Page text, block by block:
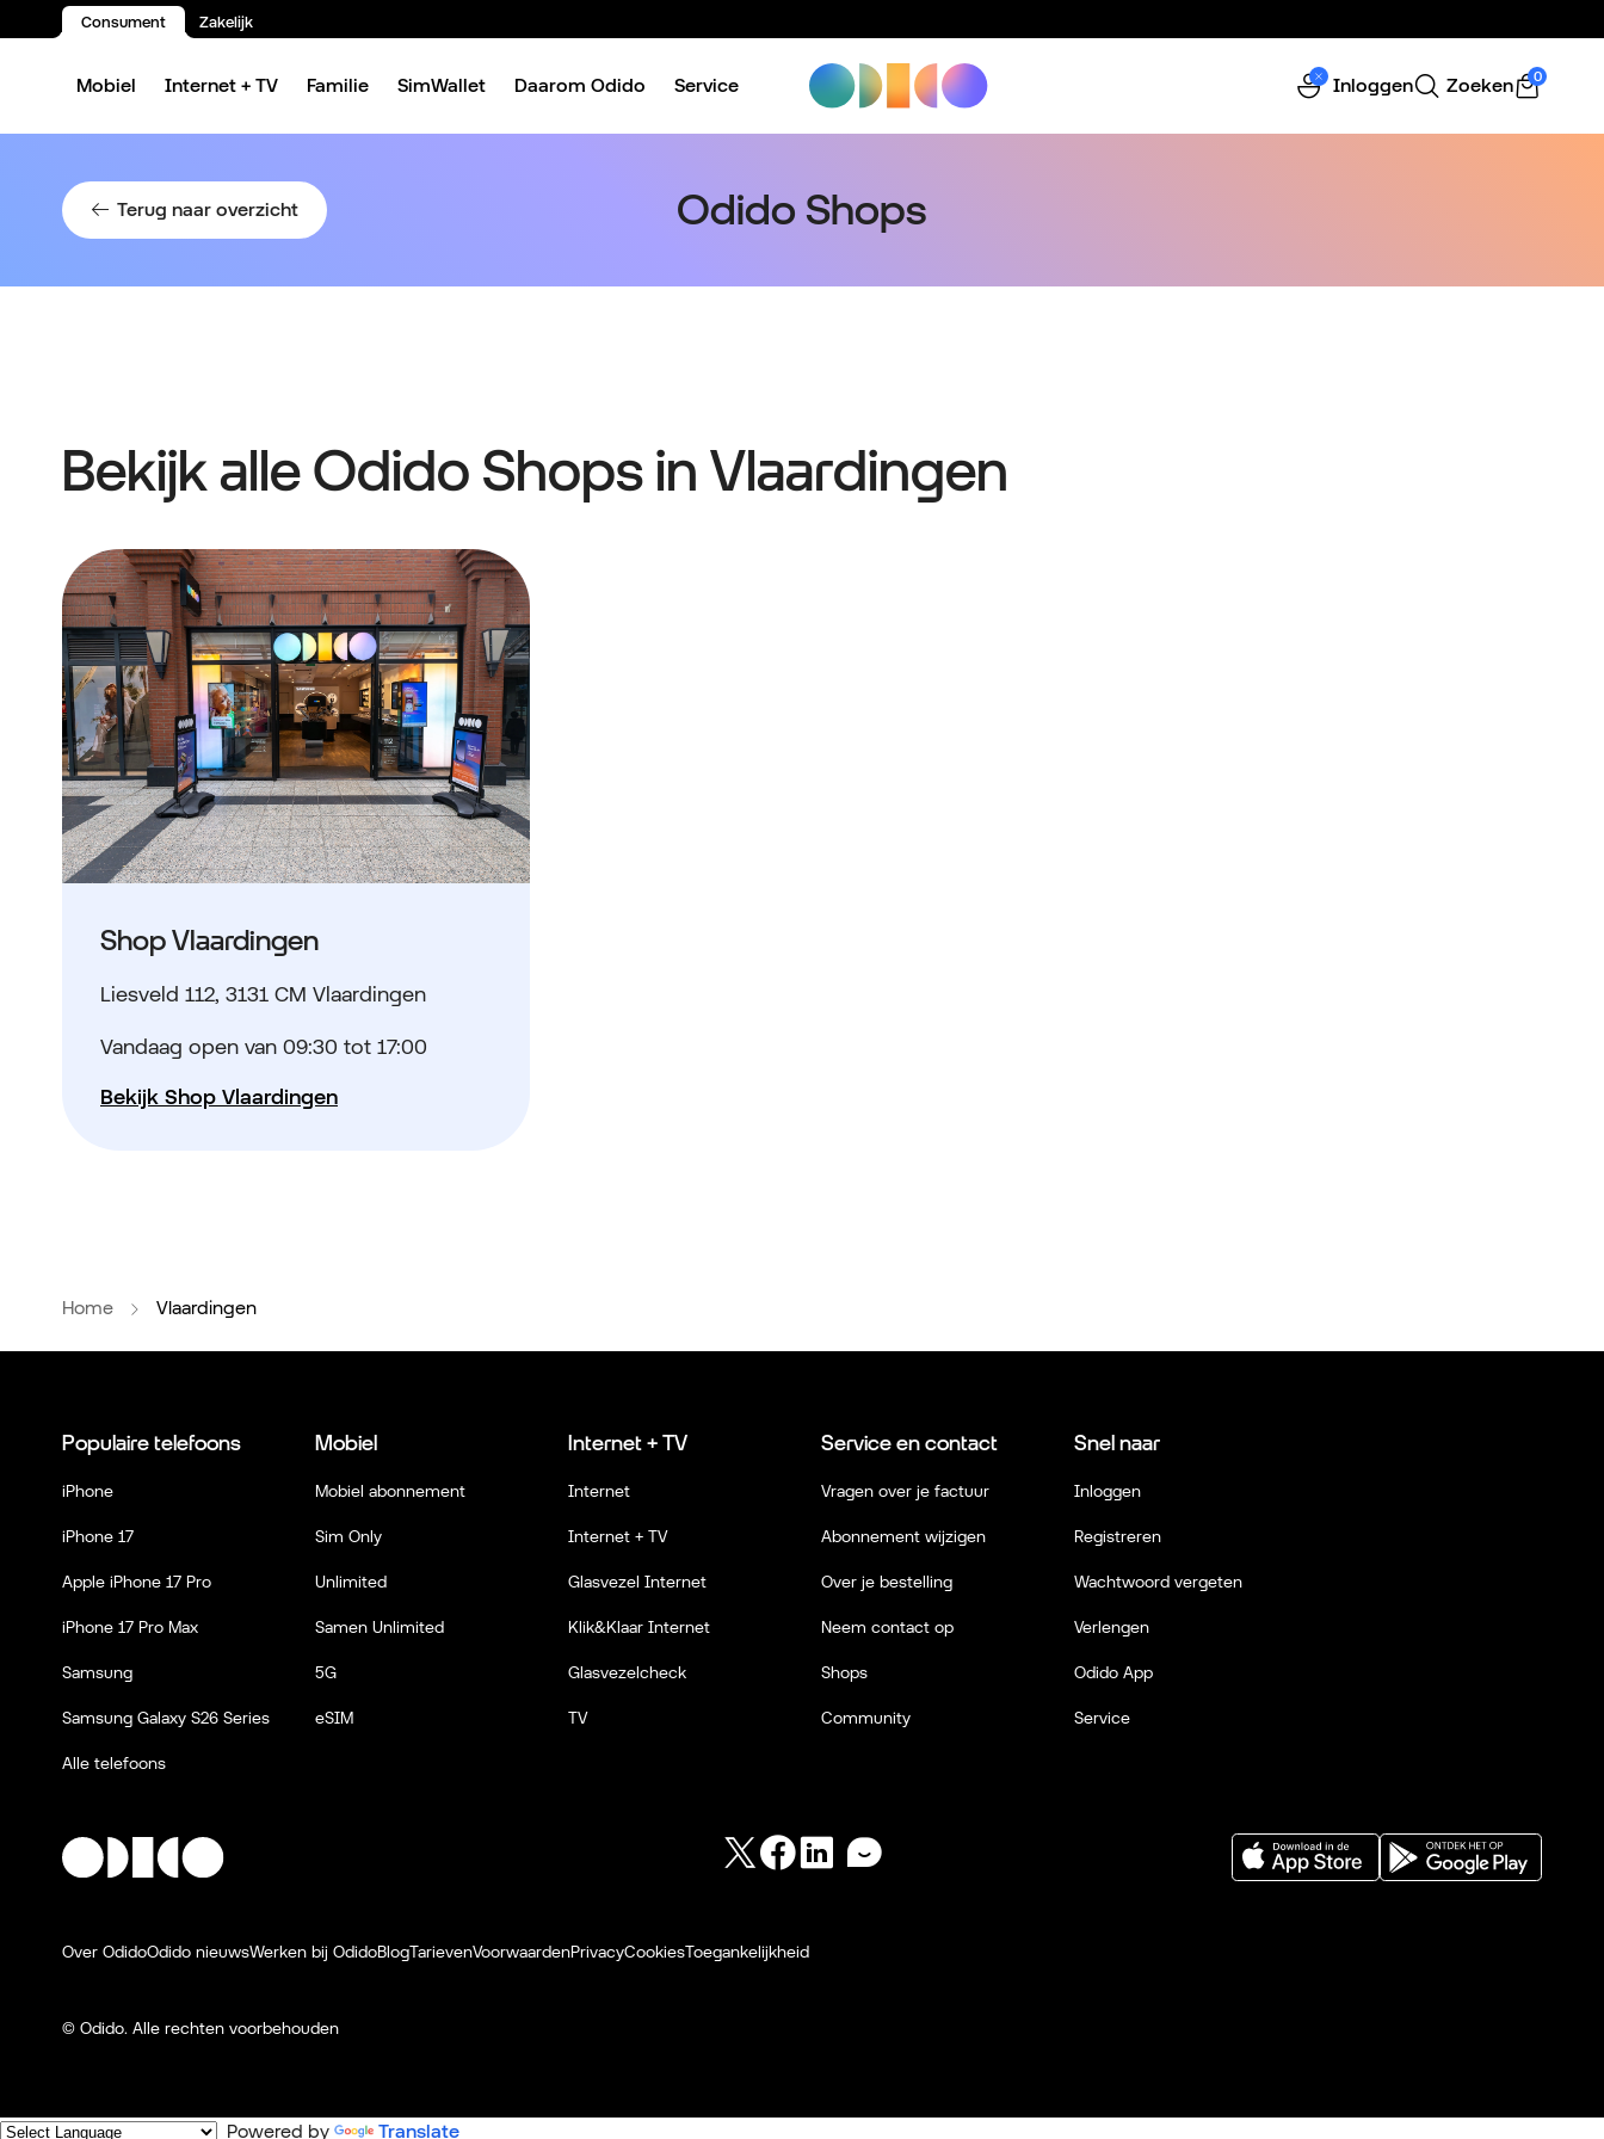
Consument Zakelijk
Mobiel Internet + TV Familie SimWallet Daarom Odido Service Inloggen Zoeken 0
Terug naar overzicht Odido Shops
Bekijk alle Odido Shops in Vlaardingen
Shop Vlaardingen
Liesveld 112, 3131 CM Vlaardingen
Vandaag open van 09:30 tot 17:00
Bekijk Shop Vlaardingen
Home Vlaardingen
Populaire telefoons
iPhone
iPhone 17
Apple iPhone 17 Pro
iPhone 17 Pro Max
Samsung
Samsung Galaxy S26 Series
Alle telefoons
Mobiel
Mobiel abonnement
Sim Only
Unlimited
Samen Unlimited
5G
eSIM
Internet + TV
Internet
Internet + TV
Glasvezel Internet
Klik&Klaar Internet
Glasvezelcheck
TV
Service en contact
Vragen over je factuur
Abonnement wijzigen
Over je bestelling
Neem contact op
Shops
Community
Snel naar
Inloggen
Registreren
Wachtwoord vergeten
Verlengen
Odido App
Service
TwitterFacebookLinkedIn
Over OdidoOdido nieuwsWerken bij OdidoBlogTarievenVoorwaardenPrivacyCookiesToegankelijkheid
© Odido. Alle rechten voorbehouden
Powered by Translate